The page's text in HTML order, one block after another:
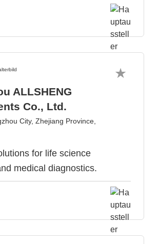
ALLSHENG
Co., Ltd.
City, Zhejiang Province,
for life science
medical diagnostics.